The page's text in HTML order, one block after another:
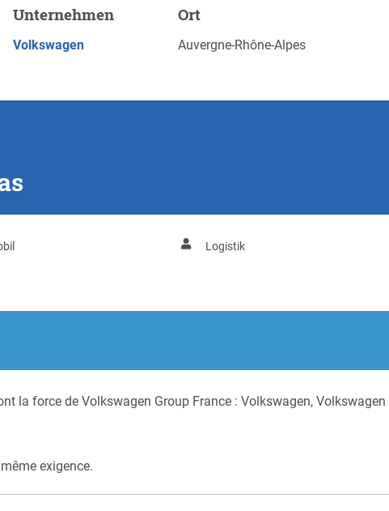
JETZT BEWERBEN Merken
Unternehmen
Volkswagen
Ort
Auvergne-Rhône-Alpes
Logistik
la force de Volkswagen Group France : Volkswagen, Volkswagen
exigence.